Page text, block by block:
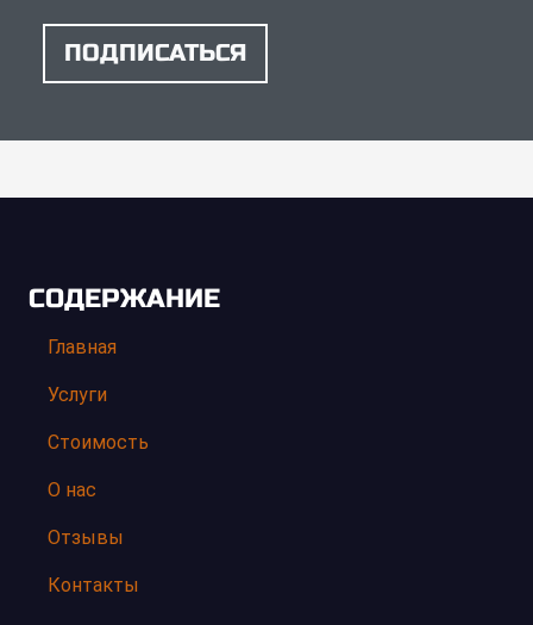
ПОДПИСАТЬСЯ
СОДЕРЖАНИЕ
Главная
Услуги
Стоимость
О нас
Отзывы
Контакты